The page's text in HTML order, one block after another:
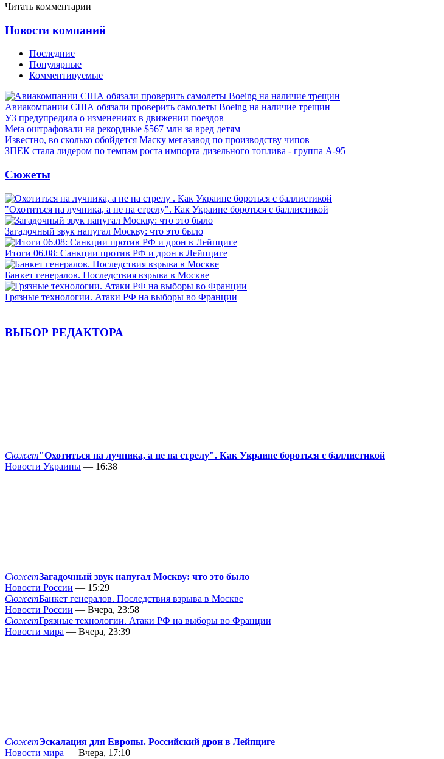
Читать комментарии
Новости компаний
Последние
Популярные
Комментируемые
Авиакомпании США обязали проверить самолеты Boeing на наличие трещин
УЗ предупредила о изменениях в движении поездов
Meta оштрафовали на рекордные $567 млн за вред детям
Известно, во сколько обойдется Маску мегазавод по производству чипов
ЗПЕК стала лидером по темпам роста импорта дизельного топлива - группа А-95
Сюжеты
"Охотиться на лучника, а не на стрелу". Как Украине бороться с баллистикой
Загадочный звук напугал Москву: что это было
Итоги 06.08: Санкции против РФ и дрон в Лейпциге
Банкет генералов. Последствия взрыва в Москве
Грязные технологии. Атаки РФ на выборы во Франции
ВЫБОР РЕДАКТОРА
Сюжет"Охотиться на лучника, а не на стрелу". Как Украине бороться с баллистикой
Новости Украины — 16:38
СюжетЗагадочный звук напугал Москву: что это было
Новости России — 15:29
СюжетБанкет генералов. Последствия взрыва в Москве
Новости России — Вчера, 23:58
СюжетГрязные технологии. Атаки РФ на выборы во Франции
Новости мира — Вчера, 23:39
СюжетЭскалация для Европы. Российский дрон в Лейпциге
Новости мира — Вчера, 17:10